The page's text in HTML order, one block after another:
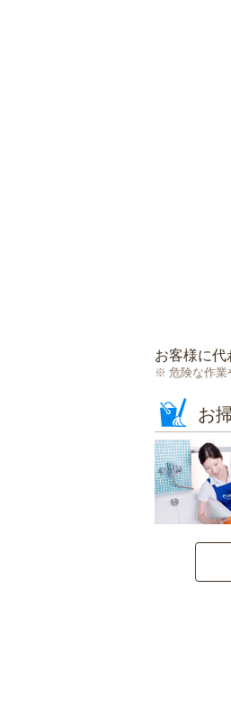
お客様に代
危険な作業
お